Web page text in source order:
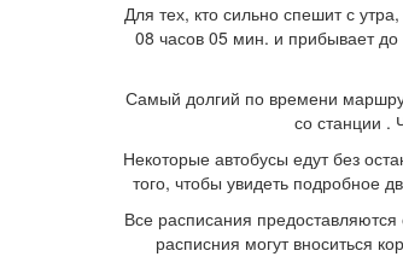
Для тех, кто сильно спешит с
08 часов 05 мин. и прибывает до
Самый долгий по времени
со станции .
Некоторые автобусы едут без
того, чтобы увидеть подробное
Все расписания
расписния могут вноситься